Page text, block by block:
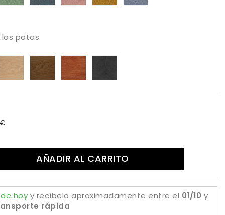
387
395
503
514
602
las patas
Haya
tostada
Haya
Canaletto
Color
piedra
estuco
AÑADIR AL CARRITO
hoy y recíbelo aproximadamente entre el 01/10 y
rápida